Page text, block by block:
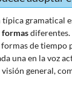
gramatical
diferentes.
de tiempo
una en la voz
general,